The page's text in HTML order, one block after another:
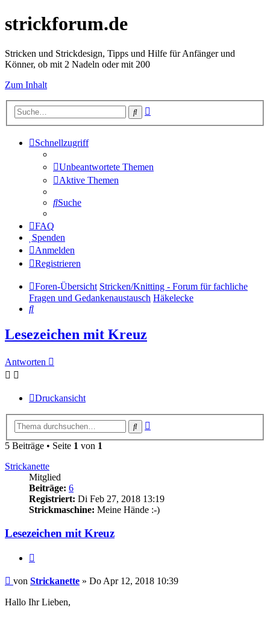
strickforum.de
Stricken und Strickdesign, Tipps und Hilfe für Anfänger und
Könner, ob mit 2 Nadeln oder mit 200
Zum Inhalt
Suche
Schnellzugriff
Unbeantwortete Themen
Aktive Themen
Suche
FAQ
Spenden
Anmelden
Registrieren
Foren-Übersicht Stricken/Knitting - Forum für fachliche
Fragen und Gedankenaustausch Häkelecke
Suche
Lesezeichen mit Kreuz
Antworten
Druckansicht
Suche
5 Beiträge • Seite 1 von 1
Strickanette
Mitglied
Beiträge: 6
Registriert: Di Feb 27, 2018 13:19
Strickmaschine: Meine Hände :-)
Lesezeichen mit Kreuz
Beitrag
von Strickanette » Do Apr 12, 2018 10:39
Hallo Ihr Lieben,